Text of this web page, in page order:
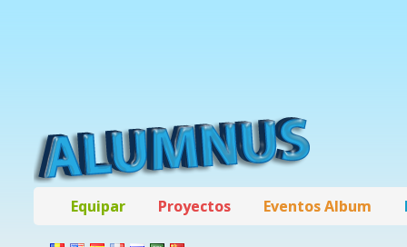
Equipar Proyectos Eventos Album